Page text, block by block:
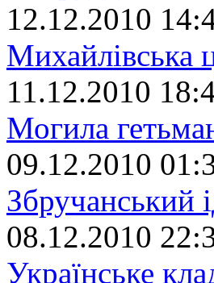
12.12.2010
Михайлівська
11.12.2010
Могила
09.12.2010
Збручанський
08.12.2010
Українське